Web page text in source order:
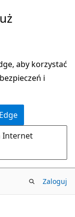
aby korzystać
i
Internet
Zaloguj